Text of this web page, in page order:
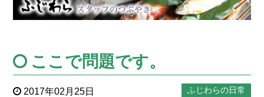
ここで問題です。
2017年02月25日 ふじわらの日常